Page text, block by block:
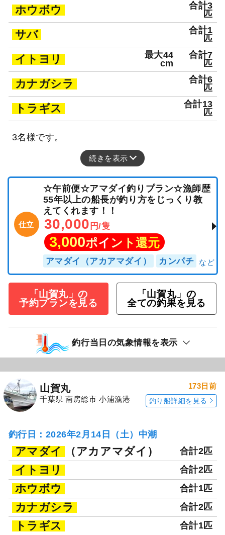
ホウボウ
合計3
匹
サバ
合計1
匹
イトヨリ
最大44
cm
合計7
匹
カナガシラ
合計6
匹
トラギス
合計13
匹
3名様です。
続きを表示
仕立
☆午前便☆アマダイ釣りプラン☆漁師歴
55年以上の船長が釣り方をじっくり教
えてくれます！！
30,000 円/隻
3,000ポイント還元
アマダイ（アカアマダイ） カンパチ
「山賀丸」の
予約プランを見る
「山賀丸」の
全ての釣果を見る
釣行当日の気象情報を表示
山賀丸
千葉県 南房総市 小浦漁港
173日前
釣り船詳細を見る
釣行日：2026年2月14日（土）中潮
アマダイ （アカアマダイ） 合計2匹
イトヨリ 合計2匹
ホウボウ 合計1匹
カナガシラ 合計2匹
トラギス 合計1匹